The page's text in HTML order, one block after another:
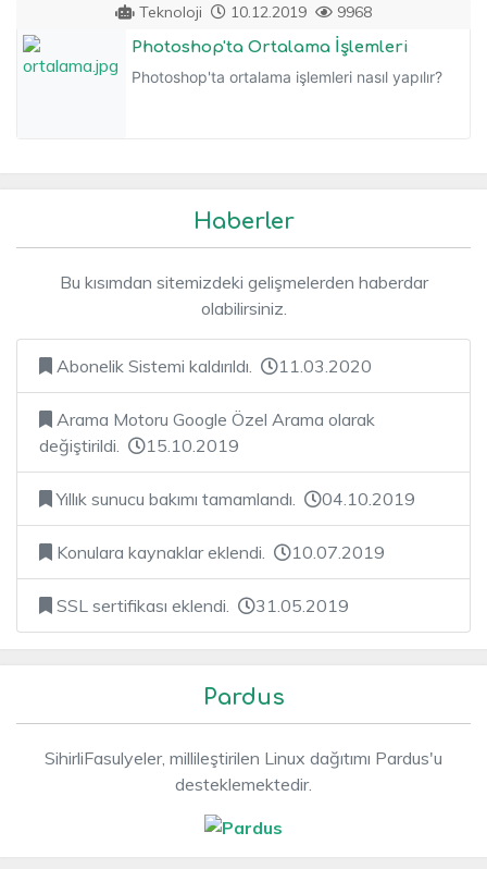
Teknoloji 10.12.2019 9968
Photoshop'ta Ortalama İşlemleri
Photoshop'ta ortalama işlemleri nasıl yapılır?
Haberler
Bu kısımdan sitemizdeki gelişmelerden haberdar
olabilirsiniz.
Abonelik Sistemi kaldırıldı. 11.03.2020
Arama Motoru Google Özel Arama olarak
değiştirildi.
15.10.2019
Yıllık sunucu bakımı tamamlandı. 04.10.2019
Konulara kaynaklar eklendi. 10.07.2019
SSL sertifikası eklendi. 31.05.2019
Pardus
SihirliFasulyeler, millileştirilen Linux dağıtımı Pardus'u
desteklemektedir.